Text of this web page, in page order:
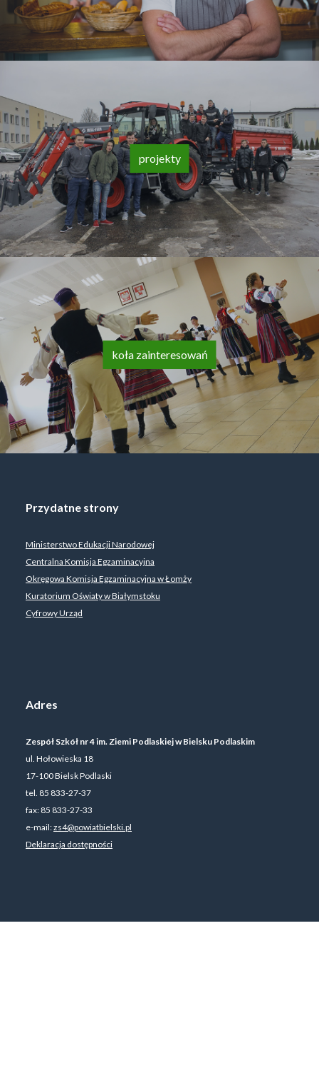
projekty
koła zainteresowań
Przydatne strony
Ministerstwo Edukacji Narodowej
Centralna Komisja Egzaminacyjna
Okręgowa Komisja Egzaminacyjna w Łomży
Kuratorium Oświaty w Białymstoku
Cyfrowy Urząd
Adres
Zespół Szkół nr 4 im. Ziemi Podlaskiej w Bielsku Podlaskim
ul. Hołowieska 18
17-100 Bielsk Podlaski
tel. 85 833-27-37
fax: 85 833-27-33
e-mail:zs4@powiatbielski.pl
Deklaracja dostępności